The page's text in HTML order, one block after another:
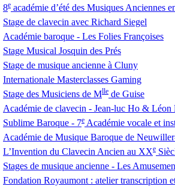
8e académie d’été des Musiques Anciennes
Stage de clavecin avec Richard Siegel
Académie baroque - Les Folies Françoises
Stage Musical Josquin des Prés
Stage de musique ancienne à Cluny
Internationale Masterclasses Gaming
Stage des Musiciens de Mlle de Guise
Académie de clavecin - Jean-luc Ho & Léon
Sublime Baroque - 7e Académie vocale et
Académie de Musique Baroque de
L’Invention du Clavecin Ancien au XXe
Stages de musique ancienne - Les
Fondation Royaumont : atelier transcription